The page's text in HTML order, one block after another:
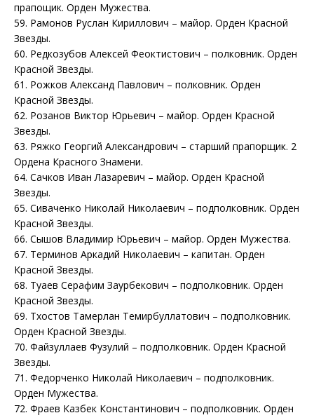
прапощик. Орден Мужества.
59. Рамонов Руслан Кириллович – майор. Орден Красной
Звезды.
60. Редкозубов Алексей Феоктистович – полковник. Орден
Красной Звезды.
61. Рожков Александ Павлович – полковник. Орден
Красной Звезды.
62. Розанов Виктор Юрьевич – майор. Орден Красной
Звезды.
63. Ряжко Георгий Александрович – старший прапорщик. 2
Ордена Красного Знамени.
64. Сачков Иван Лазаревич – майор. Орден Красной
Звезды.
65. Сиваченко Николай Николаевич – подполковник. Орден
Красной Звезды.
66. Сышов Владимир Юрьевич – майор. Орден Мужества.
67. Терминов Аркадий Николаевич – капитан. Орден
Красной Звезды.
68. Туаев Серафим Заурбекович – подполковник. Орден
Красной Звезды.
69. Тхостов Тамерлан Темирбуллатович – подполковник.
Орден Красной Звезды.
70. Файзуллаев Фузулий – подполковник. Орден Красной
Звезды.
71. Федорченко Николай Николаевич – подполковник.
Орден Мужества.
72. Фраев Казбек Константинович – подполковник. Орден